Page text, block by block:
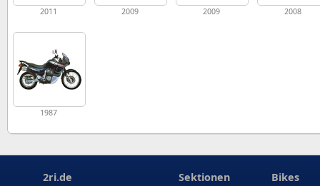
2011 2009 2009 2008
1987
2ri.de Sektionen Bikes